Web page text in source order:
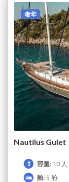
奢华
Nautilus Gulet
容量: 10 人
舱:5 舱